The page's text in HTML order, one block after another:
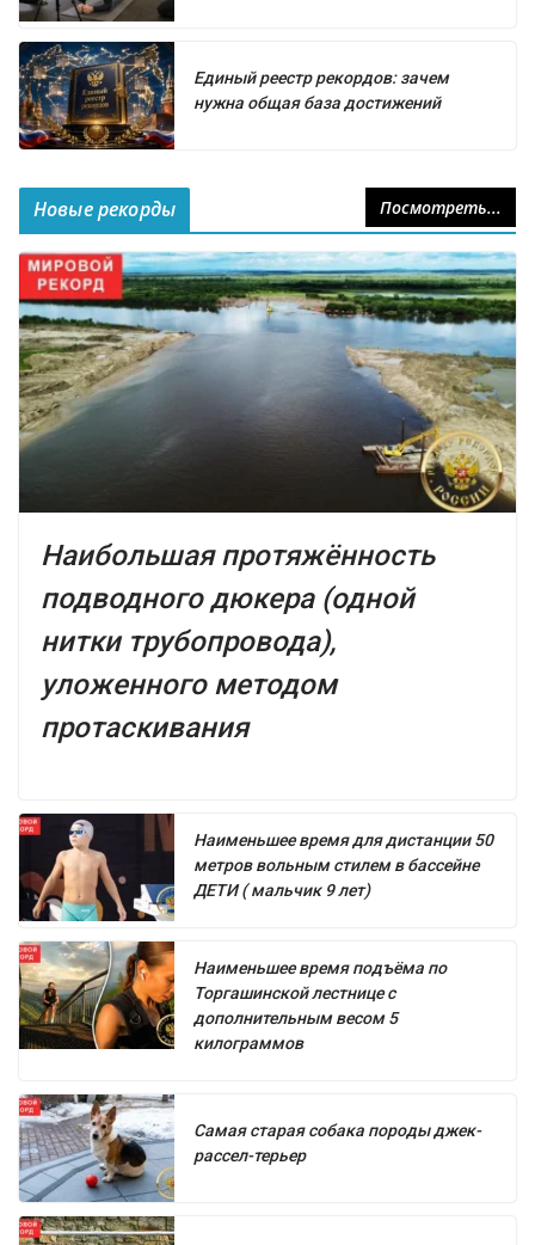
Единый реестр рекордов: зачем
нужна общая база достижений
Новые рекорды Посмотреть...
Наибольшая протяжённость
подводного дюкера (одной
нитки трубопровода),
уложенного методом
протаскивания
Наименьшее время для дистанции 50
метров вольным стилем в бассейне
ДЕТИ ( мальчик 9 лет)
Наименьшее время подъёма по
Торгашинской лестнице с
дополнительным весом 5
килограммов
Самая старая собака породы джек-
рассел-терьер